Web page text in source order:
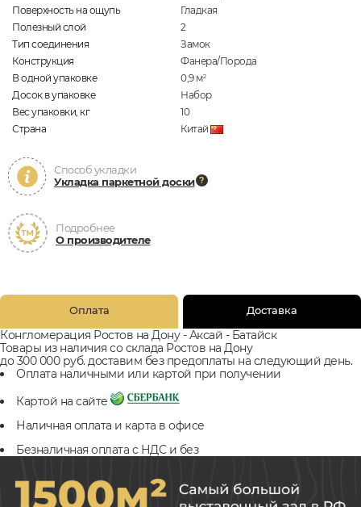
Поверхность на ощупь
Гладкая
Полезный слой
2
Тип соединения
Замок
Конструкция
Фанера/Порода
В одной упаковке
0,9 м2
Досок в упаковке
Набор
Вес упаковки, кг
10
Страна
Китай
Способ укладки
Укладка паркетной доски
Подробнее
О производителе
Оплата Доставка
Конгломерация Ростов на Дону - Аксай - Батайск
Товары из наличия со склада Ростов на Дону
до 300 000 руб. доставим без предоплаты на следующий день.
Оплата наличными или картой при получении
Картой на сайте
Наличная оплата и карта в офисе
Безналичная оплата с НДС и без